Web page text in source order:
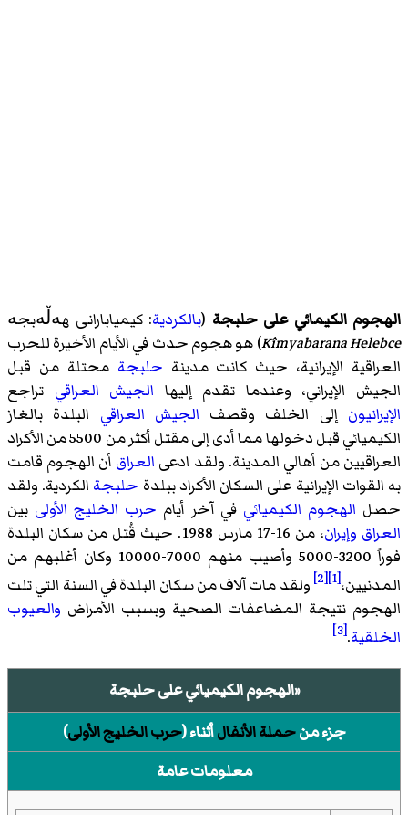
الهجوم الكيمائي على حلبجة (بالكردية:کیمیابارانی ھەڵەبجە
Kîmyabarana Helebce) هو هجوم حدث في الأيام الأخيرة للحرب
العراقية الإيرانية، حيث كانت مدينة حلبجة محتلة من قبل
الجيش الإيراني، وعندما تقدم إليها الجيش العراقي تراجع
الإيرانيون إلى الخلف وقصف الجيش العراقي البلدة بالغاز
الكيميائي قبل دخولها مما أدى إلى مقتل أكثر من 5500 من الأكراد
العراقيين من أهالي المدينة. ولقد ادعى العراق أن الهجوم قامت
به القوات الإيرانية على السكان الأكراد ببلدة حلبجة الكردية. ولقد
حصل الهجوم الكيميائي في آخر أيام حرب الخليج الأولى بين
العراق وإيران
، من 16-17 مارس 1988. حيث قُتل من سكان البلدة
فوراً 3200-5000 وأصيب منهم 7000-10000 وكان أغلبهم من
المدنيين،[1]
[2]
ولقد مات آلاف من سكان البلدة في السنة التي تلت
الهجوم نتيجة المضاعفات الصحية وبسبب الأمراض والعيوب
الخلقية.
[3]
«الهجوم الكيميائي على حلبجة
جزء منحملة الأنفالأثناء (حرب الخليج الأولى)
معلومات عامة